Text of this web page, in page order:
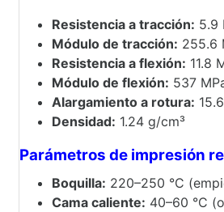
Resistencia a tracción: 5.9
Módulo de tracción: 255.6
Resistencia a flexión: 11.8
Módulo de flexión: 537
Alargamiento a rotura:
Densidad: 1.24 g/cm³
Parámetros de impresión
Boquilla: 220–250 °C
Cama caliente: 40–60 °C